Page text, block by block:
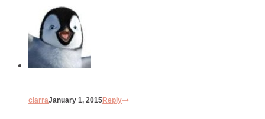
clarraJanuary 1, 2015Reply